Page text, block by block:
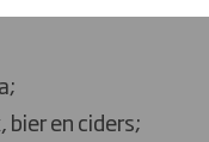
en ciders;